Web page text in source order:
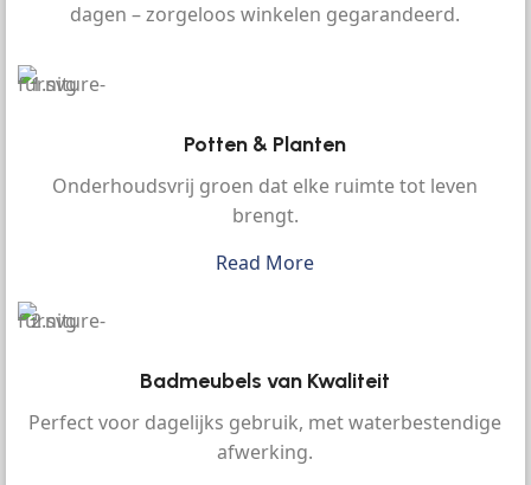
dagen – zorgeloos winkelen gegarandeerd.
Potten & Planten
Onderhoudsvrij groen dat elke ruimte tot leven
brengt.
Read More
Badmeubels van Kwaliteit
Perfect voor dagelijks gebruik, met waterbestendige
afwerking.